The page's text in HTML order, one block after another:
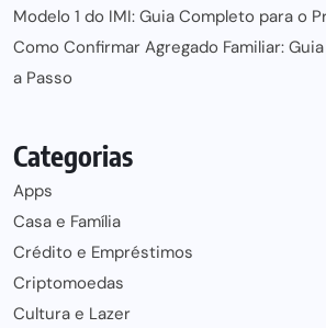
Modelo 1 do IMI: Guia Completo para o
Como Confirmar Agregado Familiar:
a Passo
Categorias
Apps
Casa e Família
Crédito e Empréstimos
Criptomoedas
Cultura e Lazer